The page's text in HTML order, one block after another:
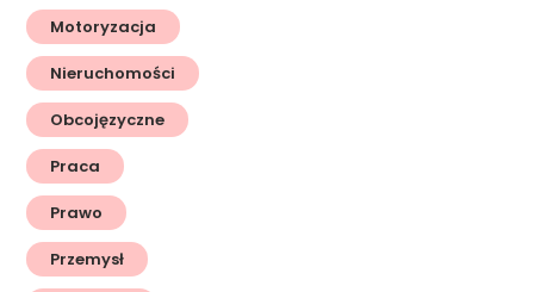
Motoryzacja
Nieruchomości
Obcojęzyczne
Praca
Prawo
Przemysł